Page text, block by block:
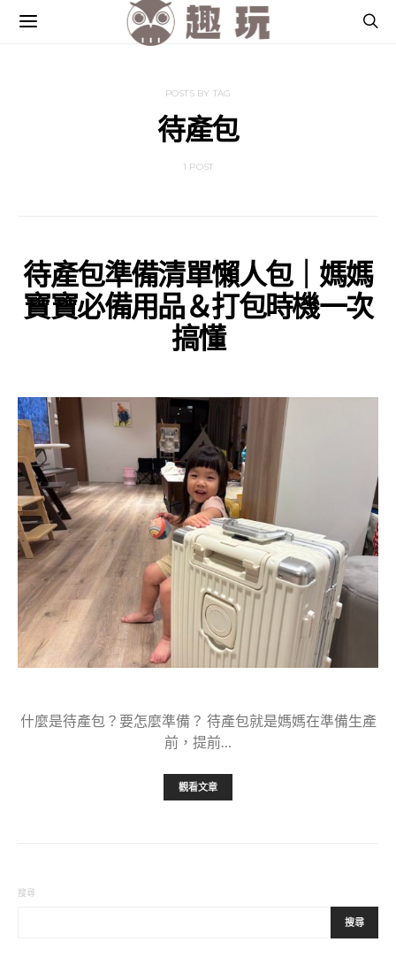
POSTS BY TAG
待產包
1 POST
待產包準備清單懶人包｜媽媽
寶寶必備用品＆打包時機一次
搞懂
什麼是待產包？要怎麼準備？ 待產包就是媽媽在準備生產
前，提前…
觀看文章
搜尋
搜尋